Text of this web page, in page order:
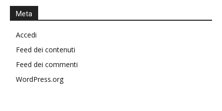
Meta
Accedi
Feed dei contenuti
Feed dei commenti
WordPress.org